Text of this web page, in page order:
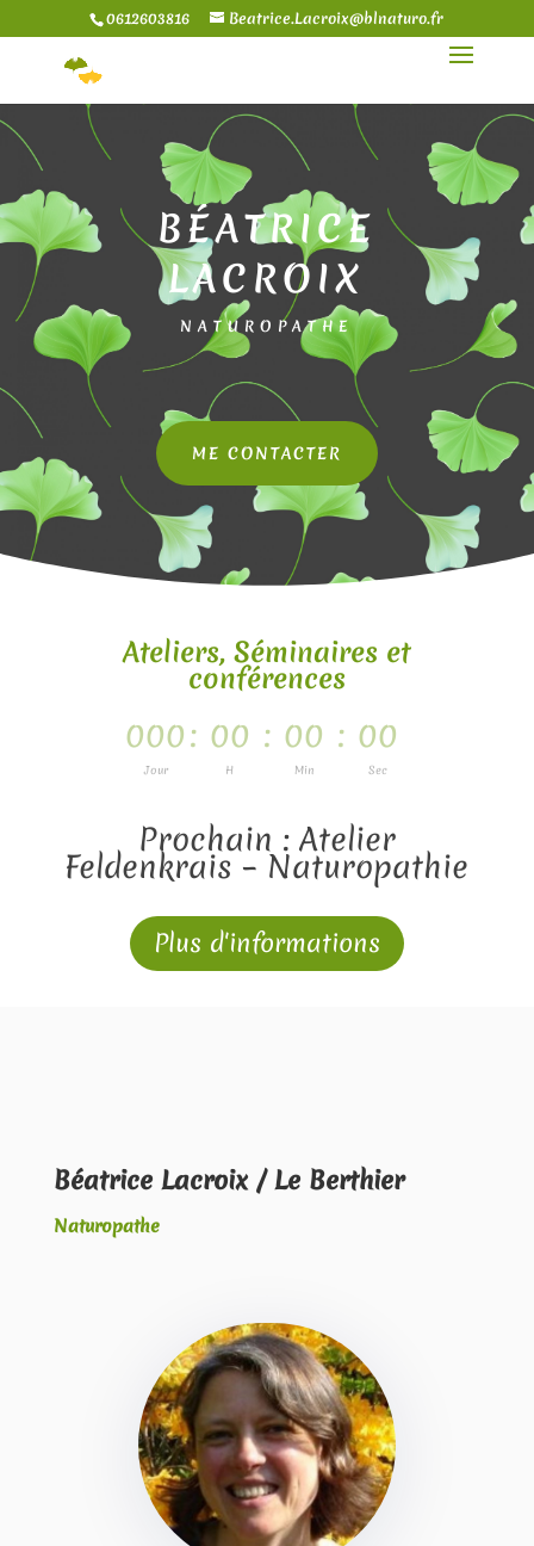
0612603816 Beatrice.Lacroix@blnaturo.fr
BÉATRICE
LACROIX
NATUROPATHE
ME CONTACTER
Ateliers, Séminaires et
conférences
000
Jour
: 00
H
: 00
Min
: 00
Sec
Prochain : Atelier
Feldenkrais – Naturopathie
Plus d'informations
Béatrice Lacroix / Le Berthier
Naturopathe